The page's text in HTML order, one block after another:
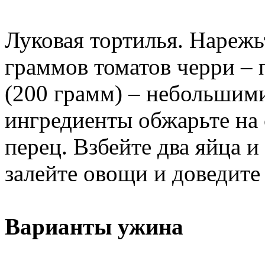
Луковая тортилья.
граммов томатов черри –
(200 грамм) –
ингредиенты обжарьте на
перец. Взбейте два яйца
залейте овощи и
Варианты ужина